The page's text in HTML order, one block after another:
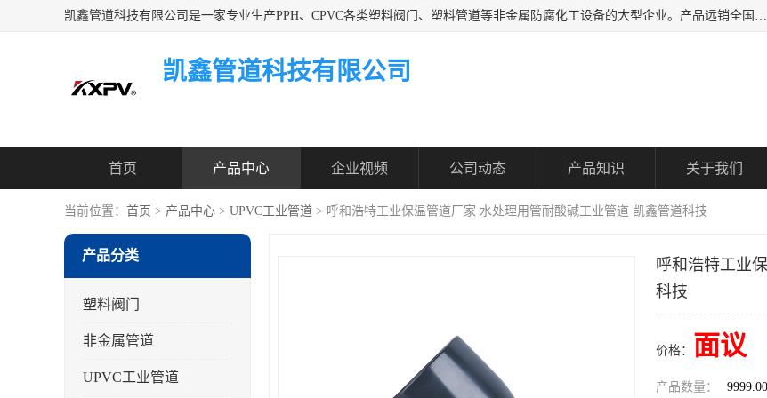
凯鑫管道科技有限公司是一家专业生产PPH、CPVC各类塑料阀门、塑料管道等非金属防腐化工设备的大型企业。产品远销全国三十一个省、市、自治区,广泛应用于化工、石油、氯碱、染料、制药、农药等行业，深受广大用户欢迎，是目前国内生产化工泵、阀门规模较大的生产基地之一。
凯鑫管道科技有限公司
首页 产品中心 企业视频 公司动态 产品知识 关于我们
当前位置： 首页 > 产品中心 > UPVC工业管道 > 呼和浩特工业保温管道厂家 水处理用管耐酸碱工业管道 凯鑫管道科技
产品分类
塑料阀门
非金属管道
UPVC工业管道
呼和浩特工业
科技
价格： 面议
产品数量：